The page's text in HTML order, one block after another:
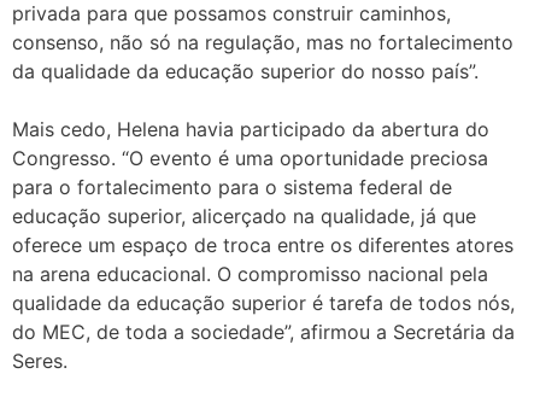
privada para que possamos construir caminhos,
consenso, não só na regulação, mas no fortalecimento
da qualidade da educação superior do nosso país”.
Mais cedo, Helena havia participado da abertura do
Congresso. “O evento é uma oportunidade preciosa
para o fortalecimento para o sistema federal de
educação superior, alicerçado na qualidade, já que
oferece um espaço de troca entre os diferentes atores
na arena educacional. O compromisso nacional pela
qualidade da educação superior é tarefa de todos nós,
do MEC, de toda a sociedade”, afirmou a Secretária da
Seres.